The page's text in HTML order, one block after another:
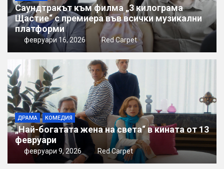
Саундтракът към филма „3 килограма
Щастие“ с премиера във всички музикални
платформи
февруари 16, 2026 Red Carpet
ДРАМА КОМЕДИЯ
„Най-богатата жена на света“ в кината от 13
февруари
февруари 9, 2026 Red Carpet